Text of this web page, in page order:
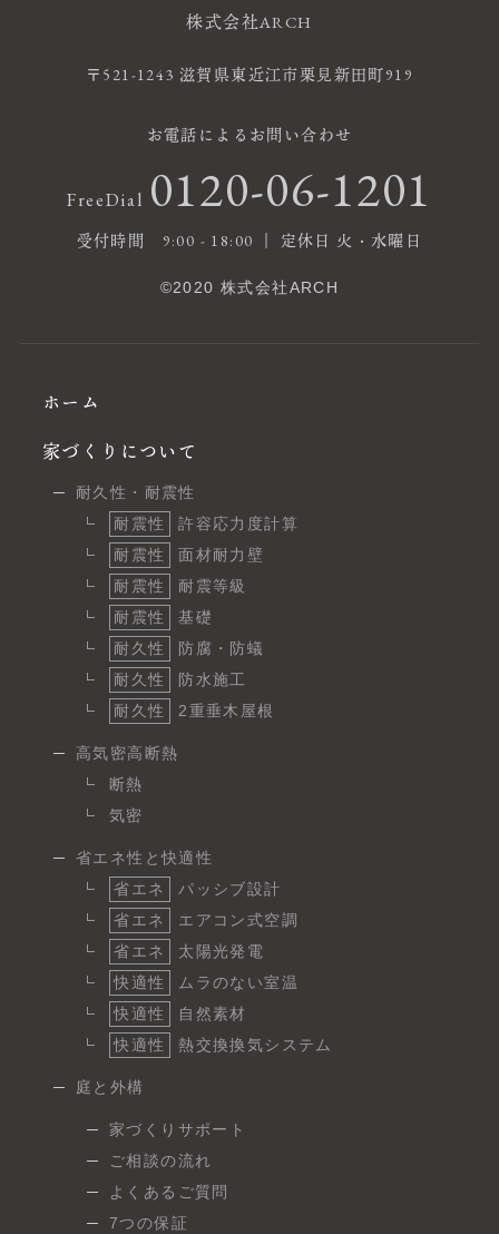
株式会社ARCH
〒521-1243 滋賀県東近江市栗見新田町919
お電話によるお問い合わせ
FreeDial 0120-06-1201
受付時間 9:00 - 18:00 ｜ 定休日 火・水曜日
©2020 株式会社ARCH
ホーム
家づくりについて
耐久性・耐震性
耐震性
許容応力度計算
耐震性
面材耐力壁
耐震性
耐震等級
耐震性
基礎
耐久性
防腐・防蟻
耐久性
防水施工
耐久性
2重垂木屋根
高気密高断熱
断熱
気密
省エネ性と快適性
省エネ
パッシブ設計
省エネ
エアコン式空調
省エネ
太陽光発電
快適性
ムラのない室温
快適性
自然素材
快適性
熱交換換気システム
庭と外構
家づくりサポート
ご相談の流れ
よくあるご質問
7つの保証